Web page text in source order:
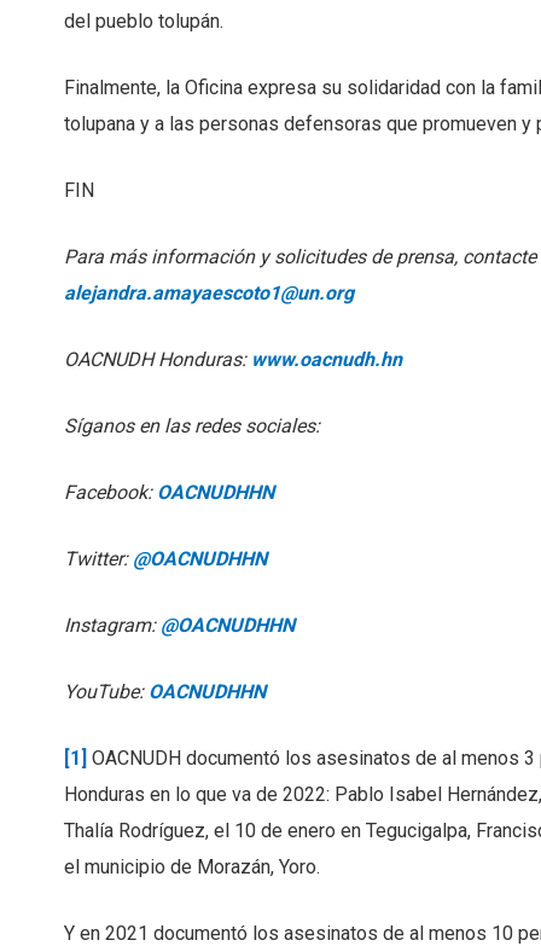
del pueblo tolupán.
Finalmente, la Oficina expresa su solidaridad con la
tolupana y a las personas defensoras que promueven
FIN
Para más información y solicitudes de prensa,
alejandra.amayaescoto1@un.org
OACNUDH Honduras: www.oacnudh.hn
Síganos en las redes sociales:
Facebook: OACNUDHHN
Twitter: @OACNUDHHN
Instagram: @OACNUDHHN
YouTube: OACNUDHHN
[1] OACNUDH documentó los asesinatos de al menos
Honduras en lo que va de 2022: Pablo Isabel
Thalía Rodríguez, el 10 de enero en Tegucigalpa,
el municipio de Morazán, Yoro.
Y en 2021 documentó los asesinatos de al menos 10